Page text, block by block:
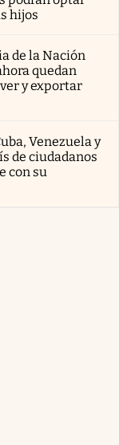
hijos
de la Nación
quedan
y exportar
Venezuela y
de ciudadanos
con su